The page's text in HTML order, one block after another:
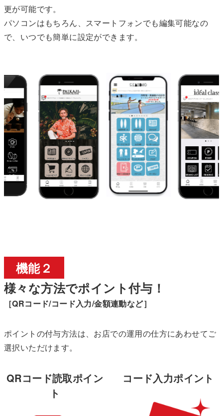
更が可能です。
パソコンはもちろん、スマートフォンでも編集可能なの
で、いつでも簡単に設定ができます。
機能２
様々な方法でポイント付与！
［QRコード/コード入力/金額連動など］
ポイントの付与方法は、お店での運用の仕方にあわせてご
選択いただけます。
QRコード読取ポイン
ト
コード入力ポイント